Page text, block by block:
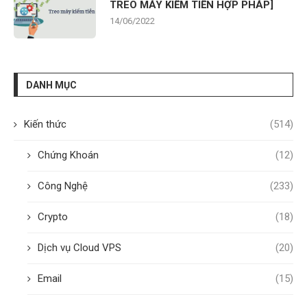
TREO MÁY KIẾM TIỀN HỢP PHÁP]
14/06/2022
DANH MỤC
Kiến thức (514)
Chứng Khoán (12)
Công Nghệ (233)
Crypto (18)
Dịch vụ Cloud VPS (20)
Email (15)